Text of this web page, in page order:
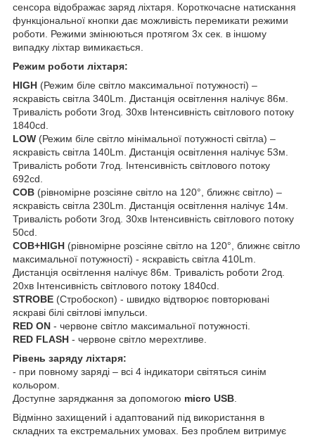
сенсора відображає заряд ліхтаря. Короткочасне натискання
функціональної кнопки дає можливість перемикати режими
роботи. Режими змінюються протягом 3х сек. в іншому
випадку ліхтар вимикається.
Режим роботи ліхтаря:
HIGH (Режим біле світло максимальної потужності) –
яскравість світла 340Lm. Дистанція освітлення налічує 86м.
Тривалість роботи 3год. 30хв Інтенсивність світлового потоку
1840cd.
LOW (Режим біле світло мінімальної потужності світла) –
яскравість світла 140Lm. Дистанція освітлення налічує 53м.
Тривалість роботи 7год. Інтенсивність світлового потоку
692cd.
COB (рівномірне розсіяне світло на 120°, ближнє світло) –
яскравість світла 230Lm. Дистанція освітлення налічує 14м.
Тривалість роботи 3год. 30хв Інтенсивність світлового потоку
50cd.
COB+HIGH (рівномірне розсіяне світло на 120°, ближнє світло
максимальної потужності) - яскравість світла 410Lm.
Дистанція освітлення налічує 86м. Тривалість роботи 2год.
20хв Інтенсивність світлового потоку 1840cd.
STROBE (Стробоскоп) - швидко відтворює повторювані
яскраві білі світлові імпульси.
RED ON - червоне світло максимальної потужності.
RED FLASH - червоне світло мерехтливе.
Рівень заряду ліхтаря:
- при повному заряді – всі 4 індикатори світяться синім
кольором.
Доступне заряджання за допомогою micro USB
Відмінно захищений і адаптований під використання в
складних та екстремальних умовах. Без проблем витримує